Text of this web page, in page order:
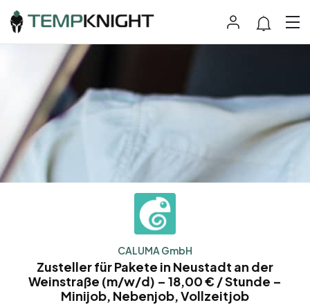
CALUMA GmbH
Zusteller für Pakete in Neustadt an der
Weinstraße (m/w/d) – 18,00 € / Stunde –
Minijob, Nebenjob, Vollzeitjob